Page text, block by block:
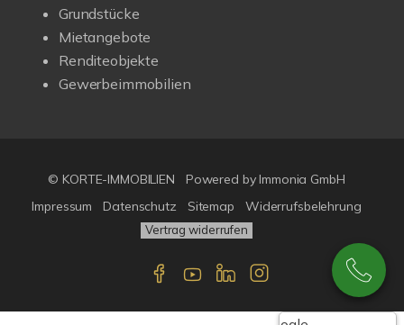
Grundstücke
Mietangebote
Renditeobjekte
Gewerbeimmobilien
© KORTE-IMMOBILIEN
Powered by Immonia GmbH
Impressum
Datenschutz Sitemap Widerrufsbelehrung
Vertrag widerrufen